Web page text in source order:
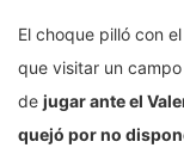
El choque pilló con
que visitar un
de jugar ante el
quejó por no